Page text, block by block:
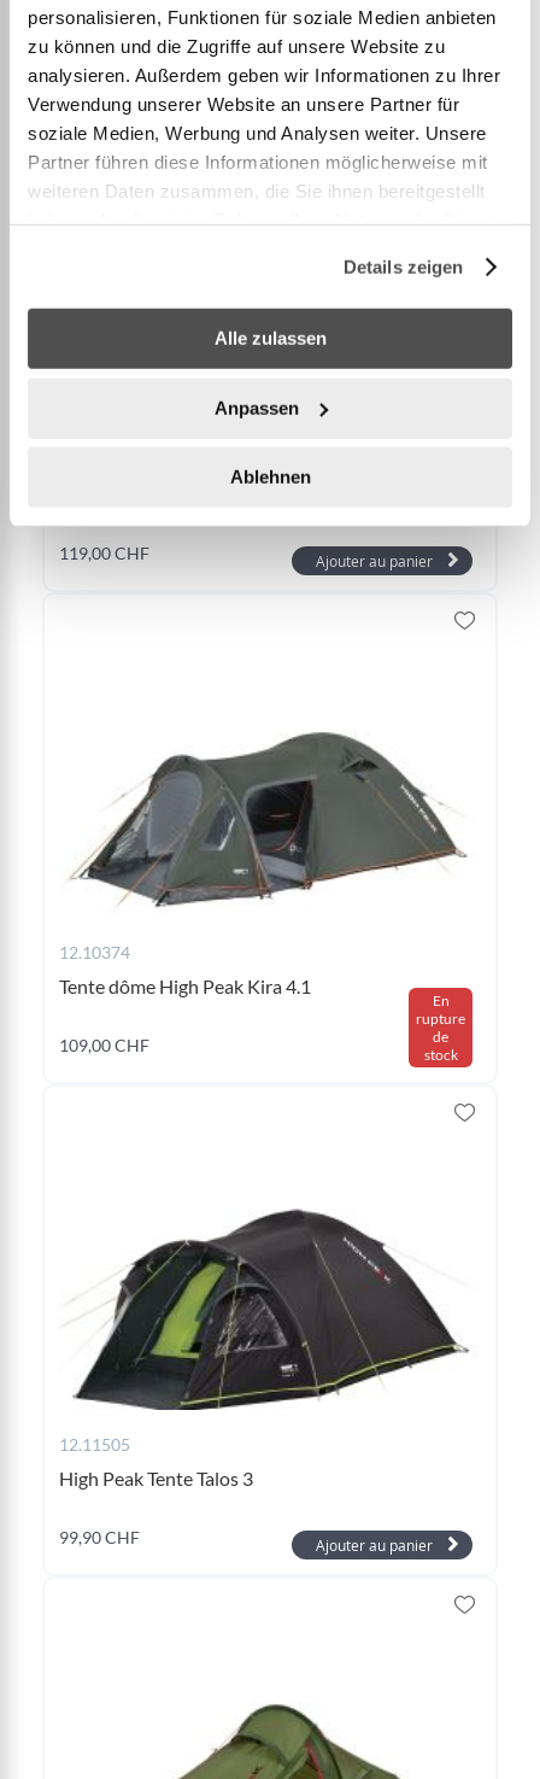
personalisieren, Funktionen für soziale Medien anbieten
zu können und die Zugriffe auf unsere Website zu
analysieren. Außerdem geben wir Informationen zu Ihrer
Verwendung unserer Website an unsere Partner für
soziale Medien, Werbung und Analysen weiter. Unsere
Partner führen diese Informationen möglicherweise mit
weiteren Daten zusammen, die Sie ihnen bereitgestellt
Details zeigen
Alle zulassen
Anpassen
Ablehnen
Ajouter au panier
119,00 CHF Ajouter au panier
12.10374
Tente dôme High Peak Kira 4.1
109,00 CHF
En
rupture
de
stock
12.11505
High Peak Tente Talos 3
99,90 CHF Ajouter au panier